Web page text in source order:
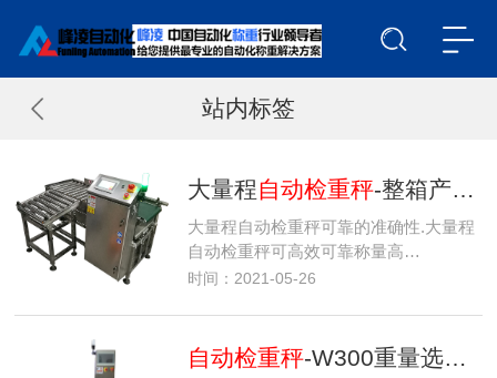
站内标签
大量程自动检重秤-整箱产品重量检测机-箱袋产品自动称重机
大量程自动检重秤可靠的准确性.大量程
自动检重秤可高效可靠称量高…
时间：2021-05-26
自动检重秤-W300重量选别机-在线重量检测机